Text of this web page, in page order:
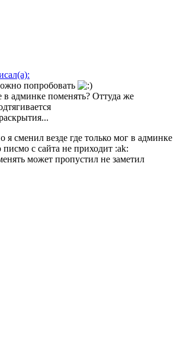
попробовать
админке поменять? Оттуда же
я сменил везде где только мог в админке
с сайта не приходит :ak:
может пропустил не заметил